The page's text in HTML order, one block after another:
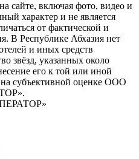
сайте, включая фото, видео и
характер и не является
от фактической и
В Республике Абхазия нет
и иных средств
звёзд, указанных около
его к той или иной
субъективной оценке ООО